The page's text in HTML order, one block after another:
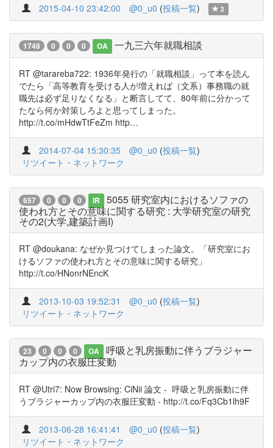
2015-04-10 23:42:00 @0_u0 (投稿一覧) 2
1748 0 0 0 OA 一九三六年就職相談
RT @tarareba722: 1936年発行の「就職相談」って本を読ん
でたら「高等教育を受ける人が増えれば（文系）事務職の就
職先は必ず足りなくなる」と断言してて、80年前に分かって
たなら何か対策しろよと思ってしまった。
http://t.co/mHdwTtFeZm http…
2014-07-04 15:30:35 @0_u0 (投稿一覧)
リツイート・ネットワーク
657 0 0 0 IR
5055 研究室内におけるソファの
使われ方とその意味に関する研究 : 大学研究室の研究
その2(大学,建築計画I)
RT @doukana: なぜか見つけてしまった論文。「研究室にお
けるソファの使われ方とその意味に関する研究」
http://t.co/HNonrNEncK
2013-10-03 19:52:31 @0_u0 (投稿一覧)
リツイート・ネットワーク
23 0 0 0 OA
呼吸と乳房振動に伴うブラジャー
カップ内の衣服圧変動
RT @Utri7: Now Browsing: CiNii 論文 - 呼吸と乳房振動に伴
うブラジャーカップ内の衣服圧変動 - http://t.co/Fq3Cb1lh9F
2013-06-28 16:41:41 @0_u0 (投稿一覧)
リツイート・ネットワーク